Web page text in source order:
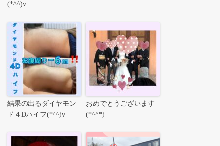
(*^^)v
結果の出るダイヤモン
ド４Dハイフ(*^^)v
おめでとうございます
(*^^*)